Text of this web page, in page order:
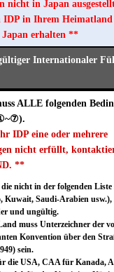
nicht in Japan
IDP in Ihrem
erhalten **
Internationaler
ALLE folgenden
IDP eine oder mehrere
nicht erfüllt,
**
nicht in der folgenden Liste
Kuwait, Saudi-Arabien usw.),
und ungültig.
muss Unterzeichner der
Konvention über den
sein.
die USA, CAA für Kanada,